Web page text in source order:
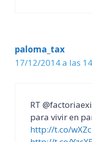
paloma_tax
17/12/2014 a las
RT
para vivir en
http://t.co/